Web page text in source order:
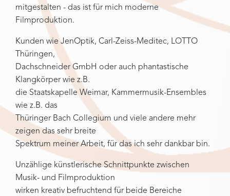
mitgestalten - das ist für mich moderne
Filmproduktion.
Kunden wie JenOptik, Carl-Zeiss-Meditec, LOTTO
Thüringen,
Dachschneider GmbH oder auch phantastische
Klangkörper wie z.B.
die Staatskapelle Weimar, Kammermusik-Ensembles
wie z.B. das
Thüringer Bach Collegium und viele andere mehr
zeigen das sehr breite
Spektrum meiner Arbeit, für das ich sehr dankbar bin.
Unzählige künstlerische Schnittpunkte zwischen
Musik- und Filmproduktion
wirken kreativ befruchtend für beide Bereiche